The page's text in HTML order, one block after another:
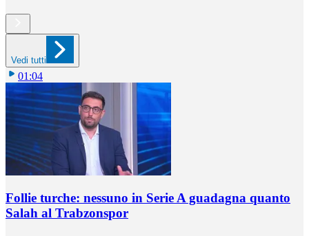
Vedi tutti
01:04
Follie turche: nessuno in Serie A guadagna quanto
Salah al Trabzonspor